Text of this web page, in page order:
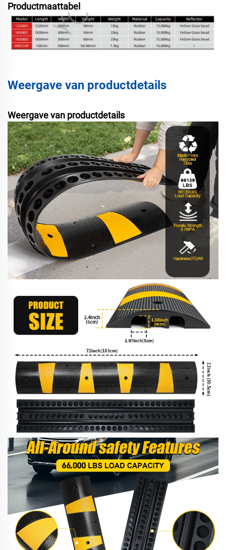
Productmaattabel
Weergave van productdetails
Weergave van productdetails